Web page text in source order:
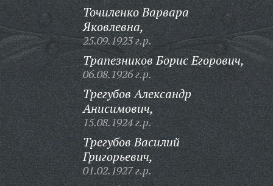
Точиленко Варвара
Яковлевна,
25.09.1923 г.р.
Трапезников Борис Егорович,
06.08.1926 г.р.
Трегубов Александр
Анисимович,
15.08.1924 г.р.
Трегубов Василий
Григорьевич,
01.02.1927 г.р.